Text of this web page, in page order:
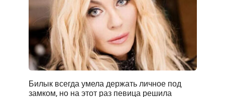
Билык всегда умела держать личное под
замком, но на этот раз певица решила